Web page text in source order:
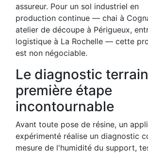
assureur. Pour un sol industriel en
production continue — chai à
atelier de découpe à Périgueux,
logistique à La Rochelle — cette
est non négociable.
Le diagnostic
première étape
incontournable
Avant toute pose de résine, un
expérimenté réalise un diagnostic
mesure de l'humidité du support,